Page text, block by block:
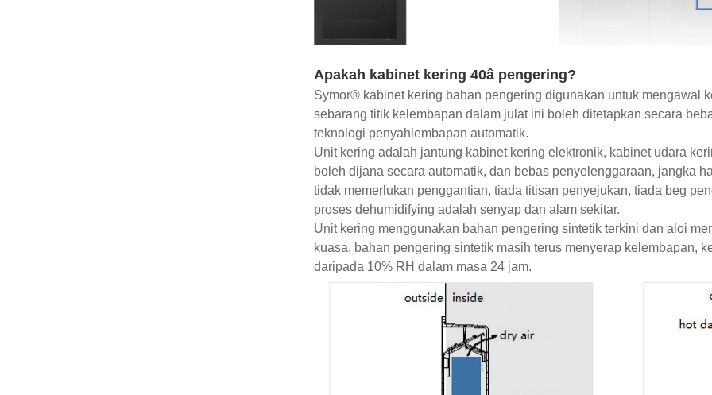
Apakah kabinet kering 40â pengering?
Symor® kabinet kering bahan pengering digunakan untuk mengawal
sebarang titik kelembapan dalam julat ini boleh ditetapkan secara
teknologi penyahlembapan automatik.
Unit kering adalah jantung kabinet kering elektronik, kabinet udara
boleh dijana secara automatik, dan bebas penyelenggaraan, jangka
tidak memerlukan penggantian, tiada titisan penyejukan, tiada beg
proses dehumidifying adalah senyap dan alam sekitar.
Unit kering menggunakan bahan pengering sintetik terkini dan aloi
kuasa, bahan pengering sintetik masih terus menyerap kelembapan,
daripada 10% RH dalam masa 24 jam.